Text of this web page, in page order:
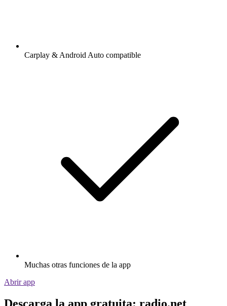
Carplay & Android Auto compatible
Muchas otras funciones de la app
Abrir app